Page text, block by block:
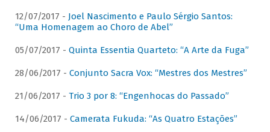
12/07/2017 - Joel Nascimento e Paulo Sérgio Santos:
“Uma Homenagem ao Choro de Abel”
05/07/2017 - Quinta Essentia Quarteto: “A Arte da Fuga”
28/06/2017 - Conjunto Sacra Vox: “Mestres dos Mestres”
21/06/2017 - Trio 3 por 8: “Engenhocas do Passado”
14/06/2017 - Camerata Fukuda: “As Quatro Estações”